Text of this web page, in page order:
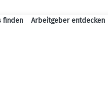
finden
Arbeitgeber entdecken